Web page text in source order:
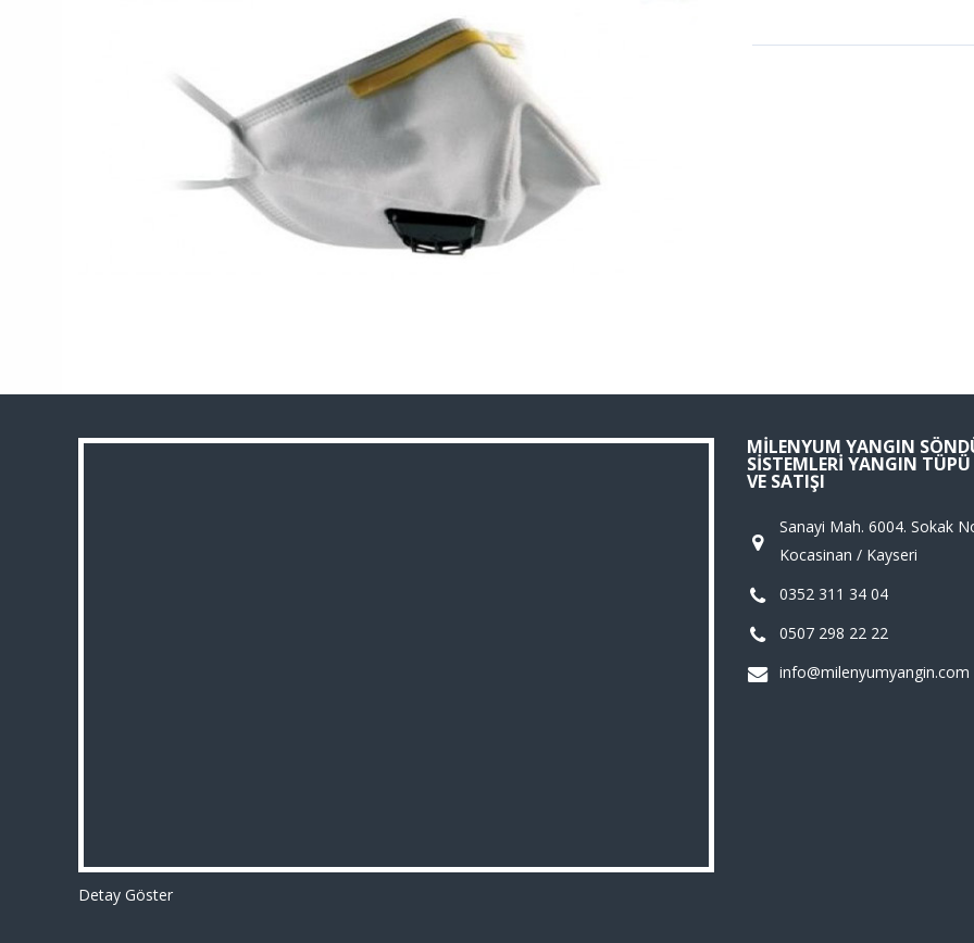
Detay Göster
MILENYUM YANGIN
SISTEMLERI YANGIN
VE SATIŞI
Sanayi Mah. 6004. Sokak
Kocasinan / Kayseri
0352 311 34 04
0507 298 22 22
info@milenyumyangin.com